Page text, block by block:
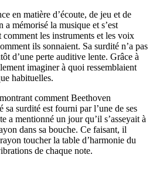
en matière d’écoute, de jeu et de
mémorisé la musique et s’est
les instruments et les voix
ils sonnaient. Sa surdité n’a pas
d’une perte auditive lente. Grâce à
imaginer à quoi ressemblaient
habituelles.
comment Beethoven
sa surdité est fourni par l’une de ses
a mentionné un jour qu’il s’asseyait à
dans sa bouche. Ce faisant, il
toucher la table d’harmonie du
de chaque note.